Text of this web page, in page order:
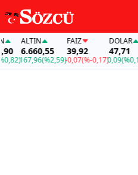
ALTIN
6.660,55
167,96(%2,59)
FAİZ
39,92
-0,07(%-0,17)
DOLAR
47,71
0,09(%0,18)